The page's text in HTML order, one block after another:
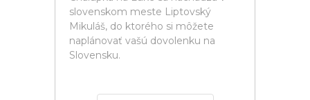
slovenskom meste Liptovský
Mikuláš, do ktorého si môžete
naplánovať vašú dovolenku na
Slovensku.